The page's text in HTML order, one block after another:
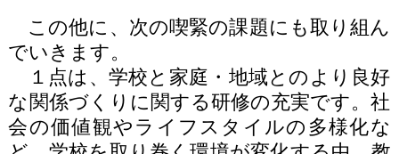
この他に、次の喫緊の課題にも取り組ん
でいきます。
１点は、学校と家庭・地域とのより良好
な関係づくりに関する研修の充実です。社
会の価値観やライフスタイルの多様化な